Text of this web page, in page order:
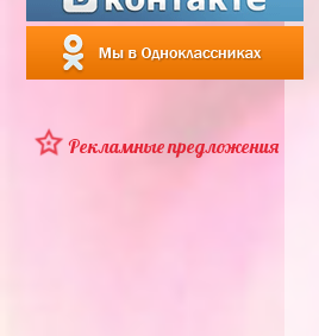
Рекламные предложения